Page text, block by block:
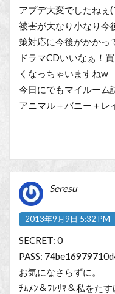
アプデ大変でしたねぇ
被害が大なり小なり今
策対応に今後がかかっ
ドラマCDいいなぁ！
くなっちゃいますねw
今日にでもマイルーム
アニマル＋バニー＋レ
Seresu
2013年9月9日 5:32 PM
SECRET: 0
PASS:
お気になさらずに。
ﾁﾑﾒﾝ＆ﾌﾚｻﾏ＆私をた